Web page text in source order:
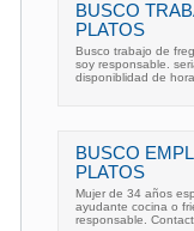
BUSCO
PLATOS
Busco trabajo de
soy responsable.
disponiblidad de
BUSCO
PLATOS
Mujer de 34 años
ayudante cocina o
responsable.